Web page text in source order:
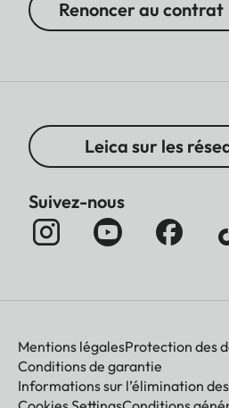
Renoncer au contrat
Leica sur les
Suivez-nous
Mentions légalesProtection des
Conditions de garantie
Informations sur l’élimination